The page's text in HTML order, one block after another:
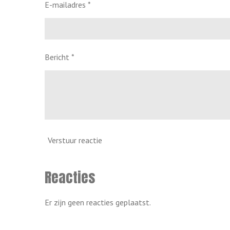
E-mailadres *
Bericht *
Verstuur reactie
Reacties
Er zijn geen reacties geplaatst.